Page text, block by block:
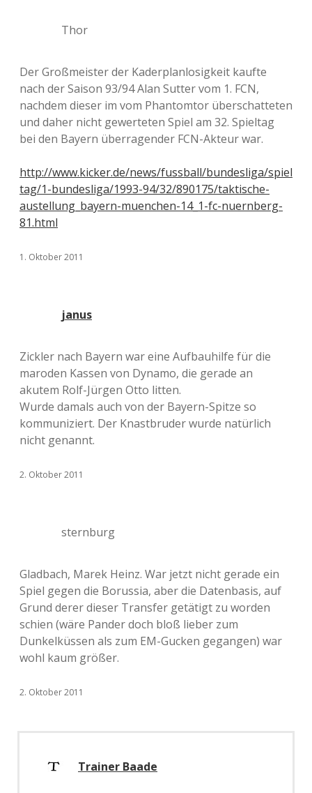
Thor
Der Großmeister der Kaderplanlosigkeit kaufte
nach der Saison 93/94 Alan Sutter vom 1. FCN,
nachdem dieser im vom Phantomtor überschatteten
und daher nicht gewerteten Spiel am 32. Spieltag
bei den Bayern überragender FCN-Akteur war.
http://www.kicker.de/news/fussball/bundesliga/spiel
tag/1-bundesliga/1993-94/32/890175/taktische-
austellung_bayern-muenchen-14_1-fc-nuernberg-
81.html
1. Oktober 2011
janus
Zickler nach Bayern war eine Aufbauhilfe für die
maroden Kassen von Dynamo, die gerade an
akutem Rolf-Jürgen Otto litten.
Wurde damals auch von der Bayern-Spitze so
kommuniziert. Der Knastbruder wurde natürlich
nicht genannt.
2. Oktober 2011
sternburg
Gladbach, Marek Heinz. War jetzt nicht gerade ein
Spiel gegen die Borussia, aber die Datenbasis, auf
Grund derer dieser Transfer getätigt zu worden
schien (wäre Pander doch bloß lieber zum
Dunkelküssen als zum EM-Gucken gegangen) war
wohl kaum größer.
2. Oktober 2011
Trainer Baade